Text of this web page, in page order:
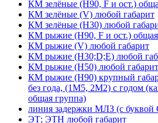
КМ зелёные (H90, F и ост.)
КМ зелёные (V) любой габарит
КМ зелёные (Н30) любой
КМ рыжие (H90, F и ост.) общая
КМ рыжие (V) любой габарит
КМ рыжие (Н30;D;E) любой
КМ рыжие (Н50) любой габарит
КМ рыжие (Н90) крупный
без года, (1М5, 2М2) с годом
общая группа)
линия задержки МЛЗ (с буквой
ЭТ; ЭТН любой габарит